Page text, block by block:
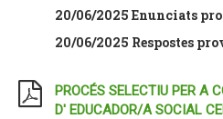
20/06/2025 Enunciats
20/06/2025 Respostes
PROCÉS SELECTIU PER A
D' EDUCADOR/A SOCIAL